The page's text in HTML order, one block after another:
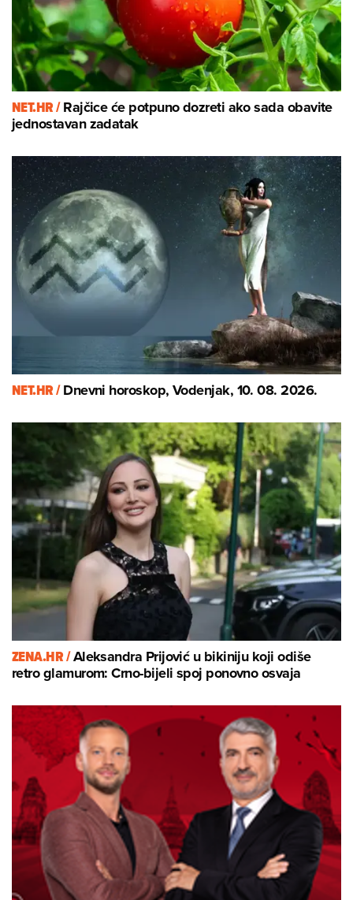
NET.HR /Rajčice će potpuno dozreti ako sada obavite
jednostavan zadatak
NET.HR /Dnevni horoskop, Vodenjak, 10. 08. 2026.
ZENA.HR /Aleksandra Prijović u bikiniju koji odiše
retro glamurom: Crno-bijeli spoj ponovno osvaja